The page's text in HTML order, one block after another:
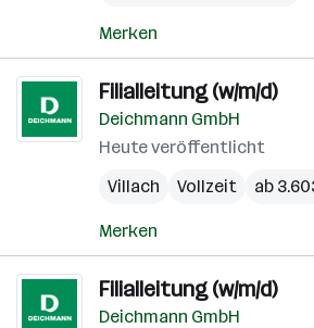
Merken
Filialleitung (w/m/d)
Deichmann GmbH
Heute veröffentlicht
Villach
Vollzeit ab
Merken
Filialleitung (w/m/d)
Deichmann GmbH